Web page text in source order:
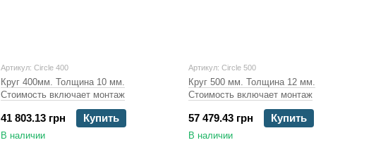
Артикул: Circle 400
Круг 400мм. Толщина 10 мм.
Стоимость включает монтаж
41 803.13 грн Купить
В наличии
Артикул: Circle 500
Круг 500 мм. Толщина 12 мм.
Стоимость включает монтаж
57 479.43 грн Купить
В наличии